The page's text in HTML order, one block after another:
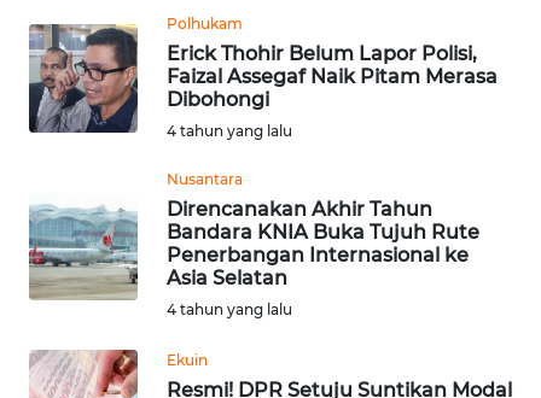
Polhukam
Erick Thohir Belum Lapor Polisi,
Faizal Assegaf Naik Pitam Merasa
Dibohongi
4 tahun yang lalu
Nusantara
Direncanakan Akhir Tahun
Bandara KNIA Buka Tujuh Rute
Penerbangan Internasional ke
Asia Selatan
4 tahun yang lalu
Ekuin
Resmi! DPR Setuju Suntikan Modal
WN
SUMUT
WN
WN
JABAR